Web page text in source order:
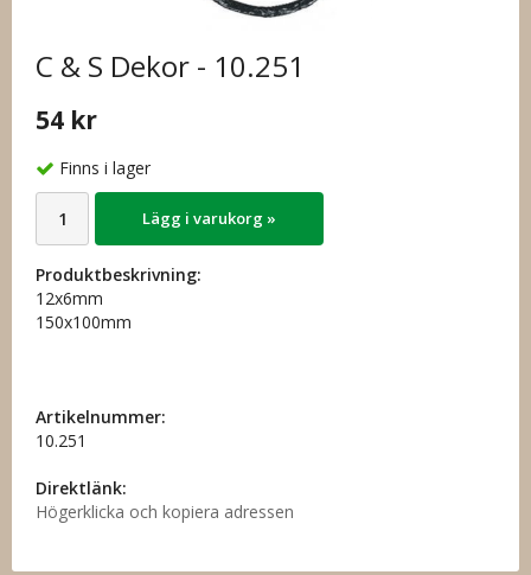
C & S Dekor - 10.251
54 kr
Finns i lager
Lägg i varukorg »
Produktbeskrivning:
12x6mm
150x100mm
Artikelnummer:
10.251
Direktlänk:
Högerklicka och kopiera adressen